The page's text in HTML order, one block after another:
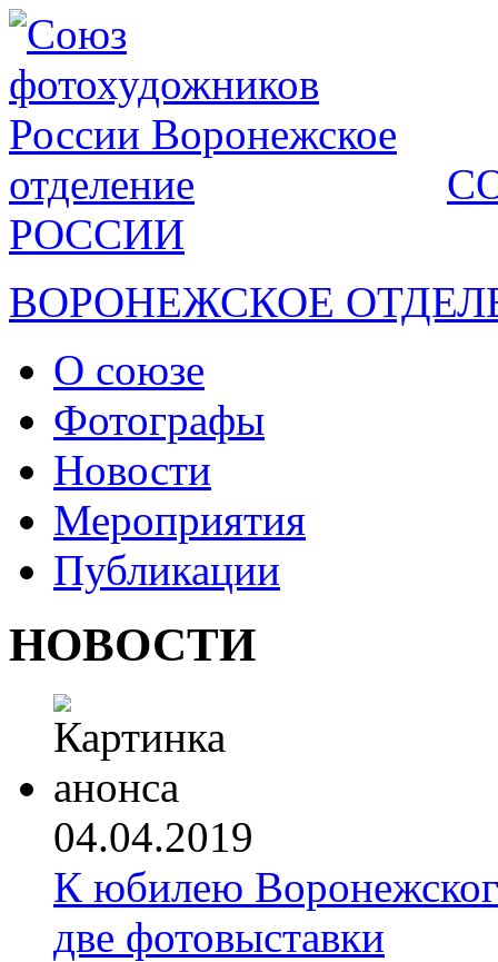
РОССИИ
ВОРОНЕЖСКОЕ
О союзе
Фотографы
Новости
Мероприятия
Публикации
НОВОСТИ
04.04.2019
К юбилею
две фотовыставки